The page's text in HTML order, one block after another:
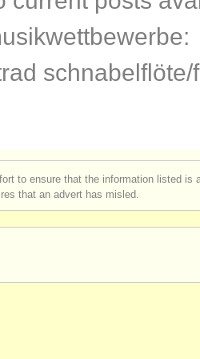
(2) schnabelflöte/
to ensure that the information listed is
that an advert has misled.